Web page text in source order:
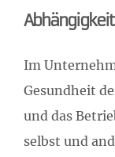
Im
Gesundheit
und das
selbst und